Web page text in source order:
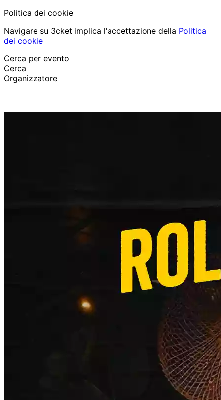
Politica dei cookie
Navigare su 3cket implica l'accettazione della Politica
dei cookie
Cerca per evento
Cerca
Organizzatore
Italiano